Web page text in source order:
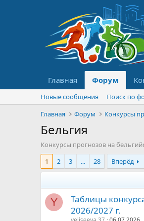
Главная Форум
Новые сообщения
Поиск по
Главная
Форум
Бельгия
Конкурсы прогнозов на
1
2 3 ... 28 Вперёд
Y
Таблицы
2026/2027 г.